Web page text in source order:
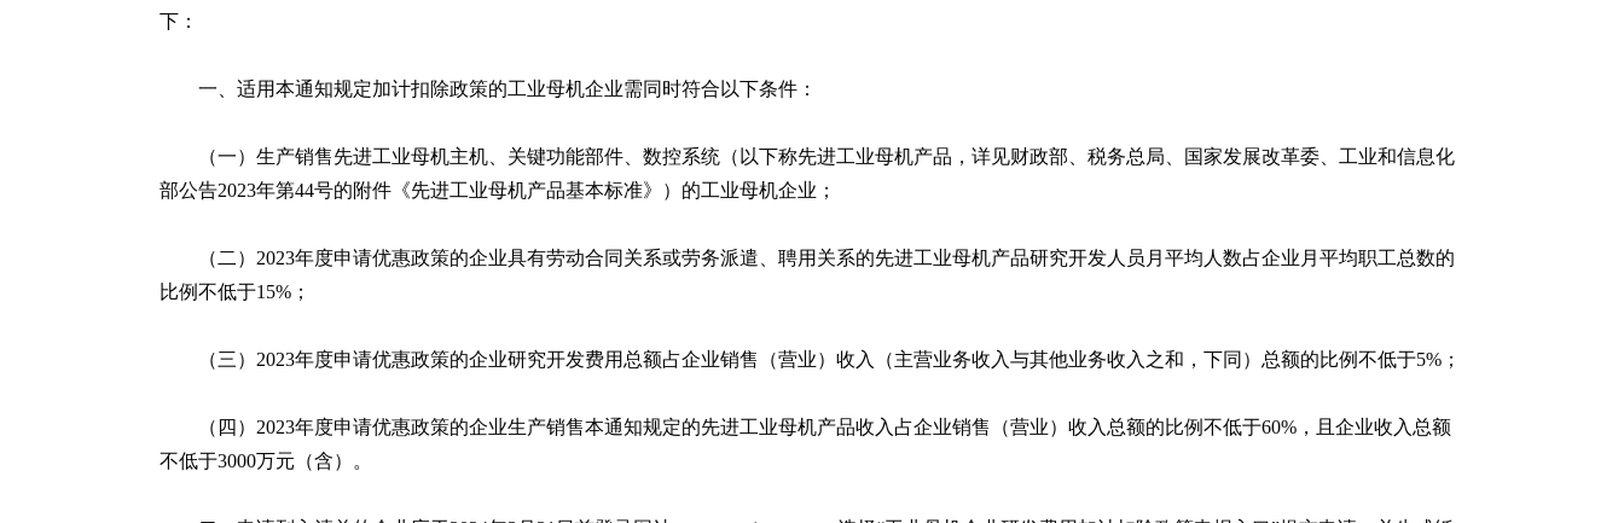
下：
一、适用本通知规定加计扣除政策的工业母机企业需同时符合以下条件：
（一）生产销售先进工业母机主机、关键功能部件、数控系统（以下称先进工业母机产品，详见财政部、税务总局、国家发展改革委、工业和信息化
部公告2023年第44号的附件《先进工业母机产品基本标准》）的工业母机企业；
（二）2023年度申请优惠政策的企业具有劳动合同关系或劳务派遣、聘用关系的先进工业母机产品研究开发人员月平均人数占企业月平均职工总数的
比例不低于15%；
（三）2023年度申请优惠政策的企业研究开发费用总额占企业销售（营业）收入（主营业务收入与其他业务收入之和，下同）总额的比例不低于5%；
（四）2023年度申请优惠政策的企业生产销售本通知规定的先进工业母机产品收入占企业销售（营业）收入总额的比例不低于60%，且企业收入总额
不低于3000万元（含）。